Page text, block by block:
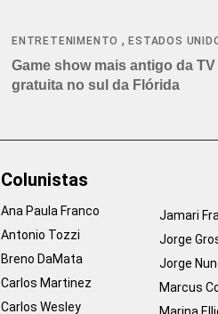
ENTRETENIMENTO ,ESTADOS
Game show mais antigo da
gratuita no sul da Flórida
Colunistas
Ana Paula Franco
Antonio Tozzi
Breno DaMata
Carlos Martinez
Carlos Wesley
Jamari
Jorge
Jorge
Marcus